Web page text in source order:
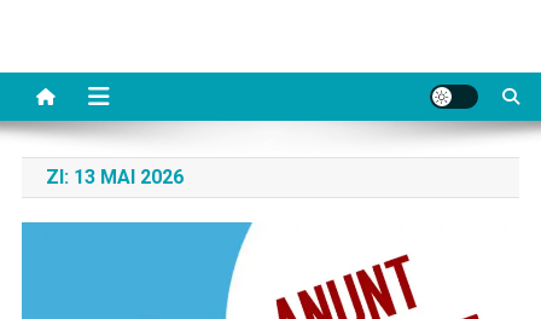
ZI: 13 MAI 2026